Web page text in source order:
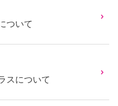
ついて
スについて